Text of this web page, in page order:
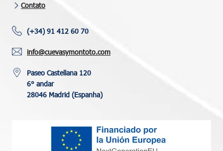
Contato
(+34) 91 412 60 70
info@cuevasymontoto.com
Paseo Castellana 120
6° andar
28046 Madrid (Espanha)